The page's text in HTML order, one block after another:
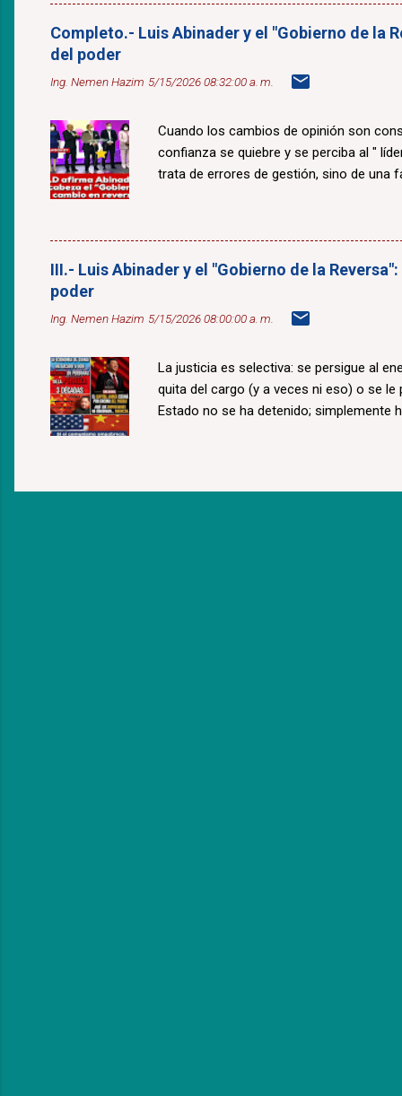
Completo.- Luis Abinader y el "Gobierno de la
del poder
Ing. Nemen Hazim 5/15/2026 08:32:00 a. m.
Cuando los cambios de opinión son
confianza se quiebre y se perciba al "
trata de errores de gestión, sino de una
III.- Luis Abinader y el "Gobierno de la
poder
Ing. Nemen Hazim 5/15/2026 08:00:00 a. m.
La justicia es selectiva: se persigue al
quita del cargo (y a veces ni eso) o se
Estado no se ha detenido; simplemente